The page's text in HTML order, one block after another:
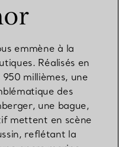
emmène à la
Réalisés en
millièmes, une
des
une bague,
mettent en scène
reflétant la